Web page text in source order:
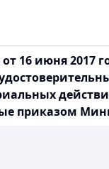
16 июня 2017
приказом